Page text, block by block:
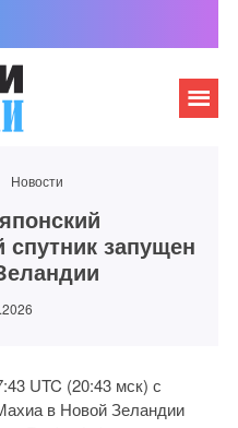
Новости
запущен
UTC (20:43 мск) с
в Новой Зеландии